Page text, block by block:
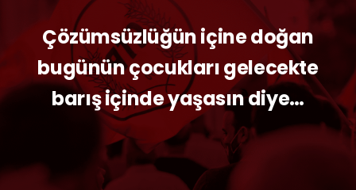
Çözümsüzlüğün içine doğan
bugünün çocukları gelecekte
barış içinde yaşasın diye…